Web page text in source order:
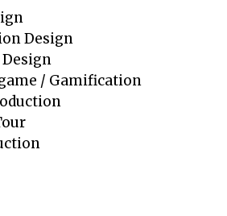
Design
/ Gamification